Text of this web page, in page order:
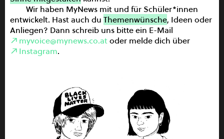
FAQ
Partner
Impressum
Datenschutz
AGB
Wir haben MyNews mit und für Schüler*innen
entwickelt. Hast auch du Themenwünsche, Ideen oder
Anliegen? Dann schreib uns bitte ein E-Mail
myvoice@mynews.co.atoder melde dich über
Instagram.